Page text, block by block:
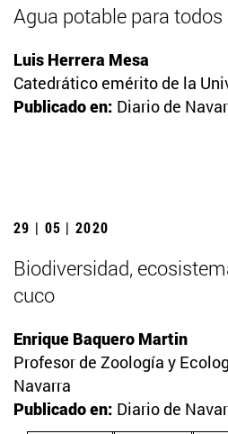
Agua potable para todos
Luis Herrera Mesa
Catedrático emérito de la
Publicado en: Diario de
29 | 05 | 2020
Biodiversidad,
cuco
Enrique Baquero Martin
Profesor de Zoología y
Navarra
Publicado en: Diario de